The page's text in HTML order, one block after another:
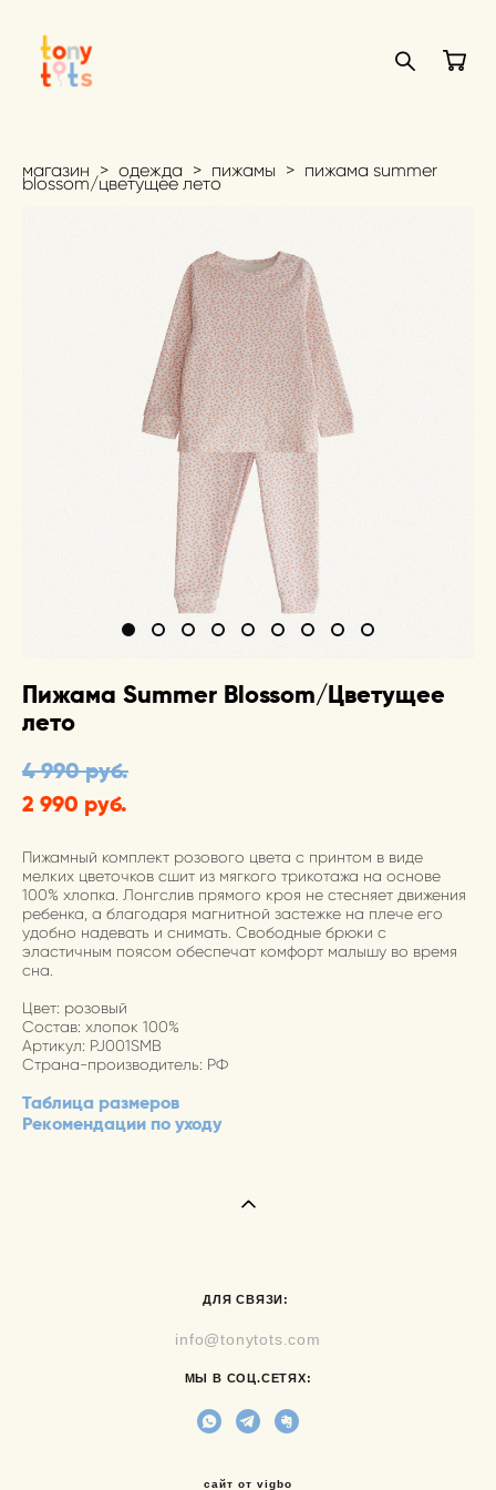
магазин > одежда > пижамы > пижама summer
blossom/цветущее лето
Пижама Summer Blossom/Цветущее
лето
4 990 pуб.
2 990 pуб.
Пижамный комплект розового цвета с принтом в виде
мелких цветочков сшит из мягкого трикотажа на основе
100% хлопка. Лонгслив прямого кроя не стесняет движения
ребенка, а благодаря магнитной застежке на плече его
удобно надевать и снимать. Свободные брюки с
эластичным поясом обеспечат комфорт малышу во время
сна.
Цвет: розовый
Состав: хлопок 100%
Артикул: PJ001SMB
Страна-производитель: РФ
Таблица размеров
Рекомендации по уходу
ДЛЯ СВЯЗИ:
info@tonytots.com
МЫ В СОЦ.СЕТЯХ:
сайт от vigbo